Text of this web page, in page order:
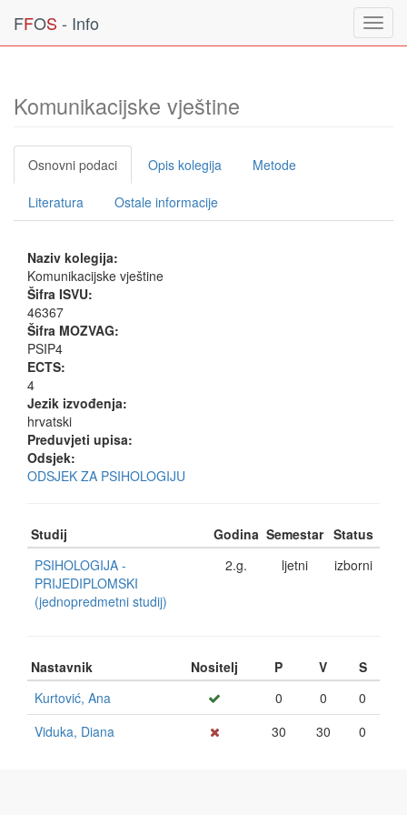
FFOS - Info
Komunikacijske vještine
Osnovni podaci Opis kolegija Metode
Literatura Ostale informacije
Naziv kolegija:
Komunikacijske vještine
Šifra ISVU:
46367
Šifra MOZVAG:
PSIP4
ECTS:
4
Jezik izvođenja:
hrvatski
Preduvjeti upisa:
Odsjek:
ODSJEK ZA PSIHOLOGIJU
Studij Godina Semestar Status
PSIHOLOGIJA -
PRIJEDIPLOMSKI
(jednopredmetni studij)
2.g. ljetni izborni
Nastavnik Nositelj P V
S
Kurtović, Ana
0 0
0
Viduka, Diana
30 30 0